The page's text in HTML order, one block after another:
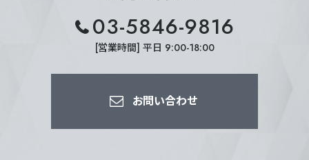
03-5846-9816
[営業時間] 平日 9:00-18:00
お問い合わせ